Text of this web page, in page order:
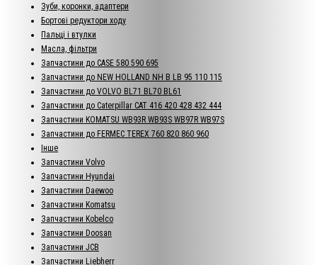
Зуби, коронки, адаптери
Бортові редуктори ходу
Пальці і втулки
Масла, фільтри
Запчастини до CASE 580 590 695
Запчастини до NEW HOLLAND NH B LB 95 110 115
Запчастини до VOLVO BL71 BL70 BL61
Запчастини до Caterpillar CAT 416 420 428 432 444
Запчастини KOMATSU WB93R WB93S WB97R WB97S
Запчастини до FERMEC TEREX 760 820 860 960
Інше
Запчастини Volvo
Запчастини Hyundai
Запчастини Daewoo
Запчастини Komatsu
Запчастини Kobelco
Запчастини Doosan
Запчастини JCB
Запчастини Liebherr